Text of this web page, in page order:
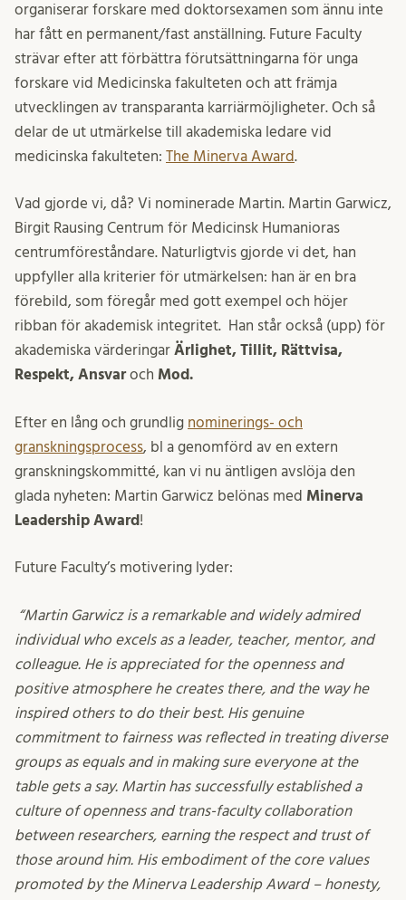
organiserar forskare med doktorsexamen som ännu inte
har fått en permanent/fast anställning. Future Faculty
strävar efter att förbättra förutsättningarna för unga
forskare vid Medicinska fakulteten och att främja
utvecklingen av transparanta karriärmöjligheter. Och så
delar de ut utmärkelse till akademiska ledare vid
medicinska fakulteten: The Minerva Award.
Vad gjorde vi, då? Vi nominerade Martin. Martin Garwicz,
Birgit Rausing Centrum för Medicinsk Humanioras
centrumföreståndare. Naturligtvis gjorde vi det, han
uppfyller alla kriterier för utmärkelsen: han är en bra
förebild, som föregår med gott exempel och höjer
ribban för akademisk integritet. Han står också (upp) för
akademiska värderingar Ärlighet, Tillit, Rättvisa,
Respekt, Ansvaroch Mod.
Efter en lång och grundlig nominerings- och
granskningsprocess, bl a genomförd av en extern
granskningskommitté, kan vi nu äntligen avslöja den
glada nyheten: Martin Garwicz belönas med Minerva
Leadership Award !
Future Faculty’s motivering lyder:
“Martin Garwicz is a remarkable and widely admired
individual who excels as a leader, teacher, mentor, and
colleague. He is appreciated for the openness and
positive atmosphere he creates there, and the way he
inspired others to do their best. His genuine
commitment to fairness was reflected in treating diverse
groups as equals and in making sure everyone at the
table gets a say. Martin has successfully established a
culture of openness and trans-faculty collaboration
between researchers, earning the respect and trust of
those around him. His embodiment of the core values
promoted by the Minerva Leadership Award – honesty,